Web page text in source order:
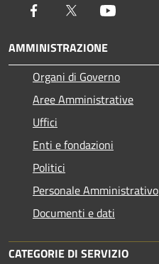
Facebook Twitter
AMMINISTRAZIONE
Organi di Governo
Aree Amministrative
Uffici
Enti e fondazioni
Politici
Personale Amministrativo
Documenti e dati
CATEGORIE DI SERVIZIO